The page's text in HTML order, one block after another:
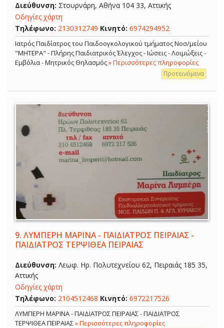
Διεύθυνση: Στουρνάρη, Αθήνα 104 33, Αττικής
Οδηγίες χάρτη
Τηλέφωνο: 2130312749 Κινητό: 6974294952
Ιατρός Παιδίατρος του Παιδοογκολογικού τμήματος Νοσ/μείου
"ΜΗΤΕΡΑ" - Πλήρης Παιδιατρικός Έλεγχος - Ιώσεις - Λοιμώξεις -
Εμβόλια - Μητρικός Θηλασμός» Περισσότερες πληροφορίες
Προτεινόμενα
9. ΛΥΜΠΕΡΗ ΜΑΡΙΝΑ - ΠΑΙΔΙΑΤΡΟΣ ΠΕΙΡΑΙΑΣ -
ΠΑΙΔΙΑΤΡΟΣ ΤΕΡΨΙΘΕΑ ΠΕΙΡΑΙΑΣ
Διεύθυνση: Λεωφ. Ηρ. Πολυτεχνείου 62, Πειραιάς 185 35,
Αττικής
Οδηγίες χάρτη
Τηλέφωνο: 2104512468 Κινητό: 6972217526
ΛΥΜΠΕΡΗ ΜΑΡΙΝΑ - ΠΑΙΔΙΑΤΡΟΣ ΠΕΙΡΑΙΑΣ - ΠΑΙΔΙΑΤΡΟΣ
ΤΕΡΨΙΘΕΑ ΠΕΙΡΑΙΑΣ» Περισσότερες πληροφορίες